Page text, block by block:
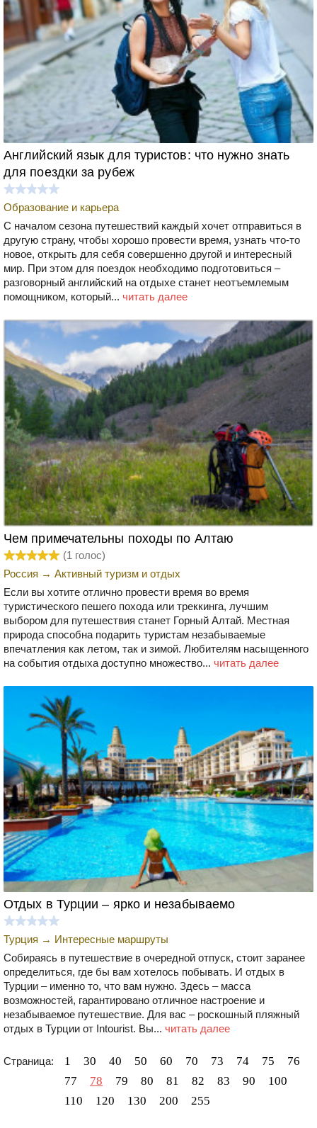
Английский язык для туристов: что нужно знать
для поездки за рубеж
Образование и карьера
С началом сезона путешествий каждый хочет отправиться в
другую страну, чтобы хорошо провести время, узнать что-то
новое, открыть для себя совершенно другой и интересный
мир. При этом для поездок необходимо подготовиться –
разговорный английский на отдыхе станет неотъемлемым
помощником, который... читать далее
Чем примечательны походы по Алтаю
(1 голос)
Россия → Активный туризм и отдых
Если вы хотите отлично провести время во время
туристического пешего похода или треккинга, лучшим
выбором для путешествия станет Горный Алтай. Местная
природа способна подарить туристам незабываемые
впечатления как летом, так и зимой. Любителям насыщенного
на события отдыха доступно множество... читать далее
Отдых в Турции – ярко и незабываемо
Турция → Интересные маршруты
Собираясь в путешествие в очередной отпуск, стоит заранее
определиться, где бы вам хотелось побывать. И отдых в
Турции – именно то, что вам нужно. Здесь – масса
возможностей, гарантировано отличное настроение и
незабываемое путешествие. Для вас – роскошный пляжный
отдых в Турции от Intourist. Вы... читать далее
Страница: 1 30 40 50 60 70 73 74 75
76
77
78 79 80 81 82 83 90
100
110
120 130 200 255